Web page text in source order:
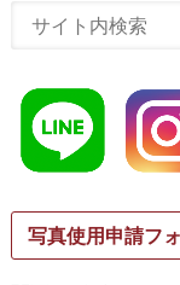
写真使用申請フ